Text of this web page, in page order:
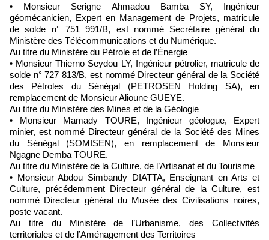
• Monsieur Serigne Ahmadou Bamba SY, Ingénieur
géomécanicien, Expert en Management de Projets, matricule
de solde n° 751 991/B, est nommé Secrétaire général du
Ministère des Télécommunications et du Numérique.
Au titre du Ministère du Pétrole et de l’Énergie
• Monsieur Thierno Seydou LY, Ingénieur pétrolier, matricule de
solde n° 727 813/B, est nommé Directeur général de la Société
des Pétroles du Sénégal (PETROSEN Holding SA), en
remplacement de Monsieur Alioune GUEYE.
Au titre du Ministère des Mines et de la Géologie
• Monsieur Mamady TOURE, Ingénieur géologue, Expert
minier, est nommé Directeur général de la Société des Mines
du Sénégal (SOMISEN), en remplacement de Monsieur
Ngagne Demba TOURE.
Au titre du Ministère de la Culture, de l’Artisanat et du Tourisme
• Monsieur Abdou Simbandy DIATTA, Enseignant en Arts et
Culture, précédemment Directeur général de la Culture, est
nommé Directeur général du Musée des Civilisations noires,
poste vacant.
Au titre du Ministère de l’Urbanisme, des Collectivités
territoriales et de l’Aménagement des Territoires